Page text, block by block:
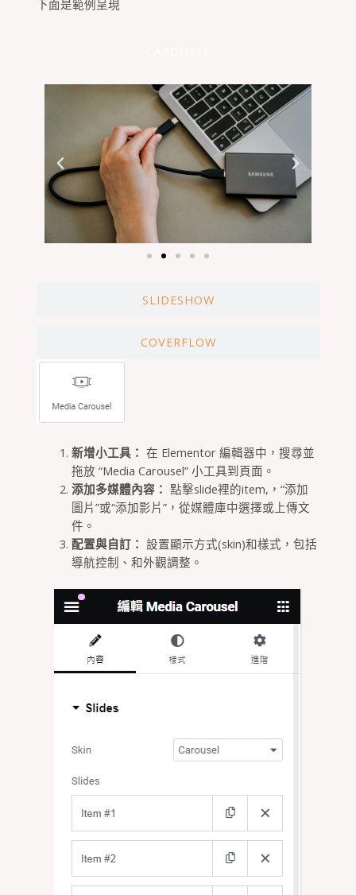
下面是範例呈現
SLIDESHOW
COVERFLOW
新增小工具： 在 Elementor 編輯器中，搜尋並
拖放 “Media Carousel” 小工具到頁面。
添加多媒體內容： 點擊slide裡的item,，“添加
圖片”或“添加影片”，從媒體庫中選擇或上傳文
件。
配置與自訂： 設置顯示方式(skin)和樣式，包括
導航控制、和外觀調整。